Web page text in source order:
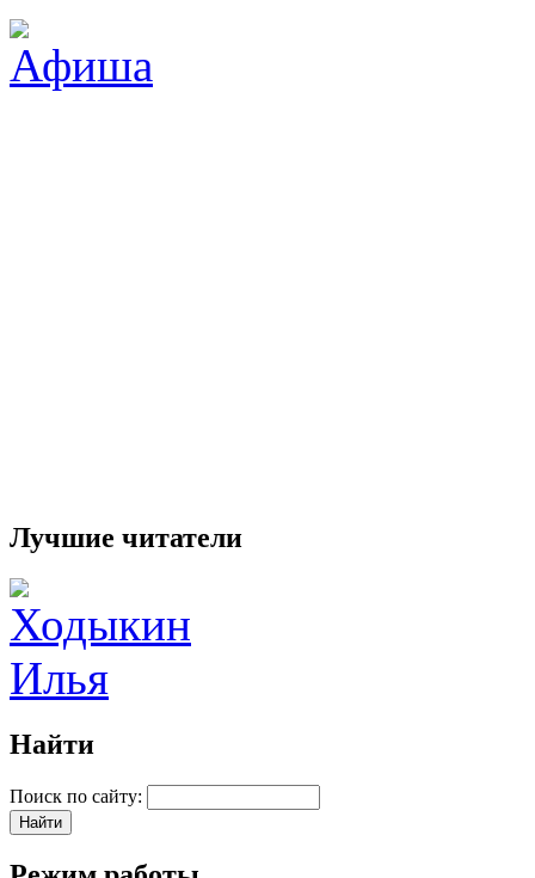
Лучшие читатели
Найти
Поиск по сайту: